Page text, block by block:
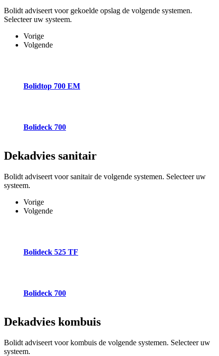
Bolidt adviseert voor gekoelde opslag de volgende systemen.
Selecteer uw systeem.
Vorige
Volgende
Bolidtop 700 EM
Bolideck 700
Dekadvies sanitair
Bolidt adviseert voor sanitair de volgende systemen. Selecteer uw
systeem.
Vorige
Volgende
Bolideck 525 TF
Bolideck 700
Dekadvies kombuis
Bolidt adviseert voor kombuis de volgende systemen. Selecteer uw
systeem.